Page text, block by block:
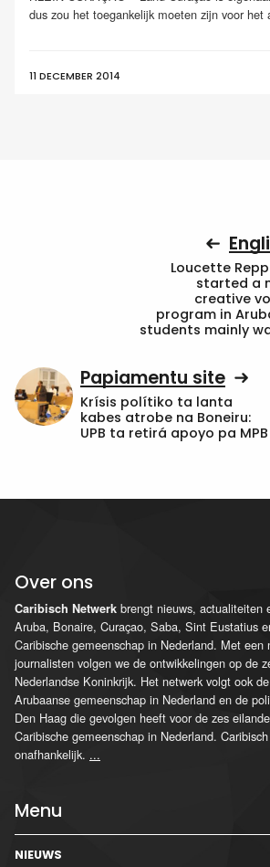
dus zou het toegankelijk moeten zijn voor het
11 DECEMBER 2014
Loucette
started a
creative
program in
students mainly
Papiamentu site
Krísis polítiko ta lanta
kabes atrobe na Boneiru:
UPB ta retirá apoyo pa MPB
Over ons
Caribisch Netwerk brengt nieuws, actualiteiten
Aruba, Bonaire, Curaçao, Saba, Sint Eustatius
Caribische gemeenschap in Nederland. Met een
journalisten volgen we de ontwikkelingen op de
Nederlandse Koninkrijk. Het netwerk volgt ook
Arubaanse gemeenschap in Nederland en de
Den Haag die gevolgen heeft voor de zes
Caribische gemeenschap in Nederland.
onafhankelijk. ...
Menu
NIEUWS